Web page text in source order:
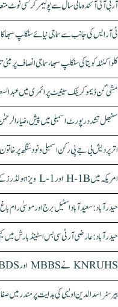
آر بی آئی آئندہ مالی سال سے پولیمر کرنسی نوٹ
ٹی آر ایس کی جانب سے سماجی نیائے سنکلپ سبھا کا
کلواکنٹلہ کویتا کی سنکلپ سبھا، سماجی انصاف پر
مشی گن ڈیموکریٹک سینیٹ پرائمری میں
سنبھل تشدد رپورٹ اسمبلی میں پیش، ضیاء
اتر پردیش بی جے پی رکن اسمبلی ونود سنگھ پر
امریکہ میں H-1B اور L-1 ویزا ہولڈرز کے لیے بڑی راحت، اب ملک چھوڑے بغیر ویزا تجدید ممکن
حیدرآباد: سعیدآباد اسٹیل برج اور موسیٰ رام
حیدرآباد: عارضی آر ٹی سی بس اسٹینڈ بارش میں
KNRUHS نے MBBS اور BDS داخلوں کا نوٹیفکیشن جاری کر دیا
بیرسٹر اسدالدین اویسی کی ہدایت پر مندر میں